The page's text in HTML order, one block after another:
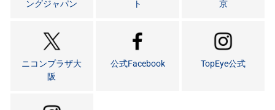
ングジャパン
ト
京
ニコンプラザ大
阪
公式Facebook TopEye公式